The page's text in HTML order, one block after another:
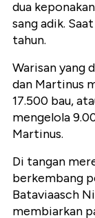
dua
sang adik.
tahun.
Warisan yang
dan Martinus
17.500 bau,
mengelola
Martinus.
Di tangan
berkembang
Bataviaasch
membiarkan